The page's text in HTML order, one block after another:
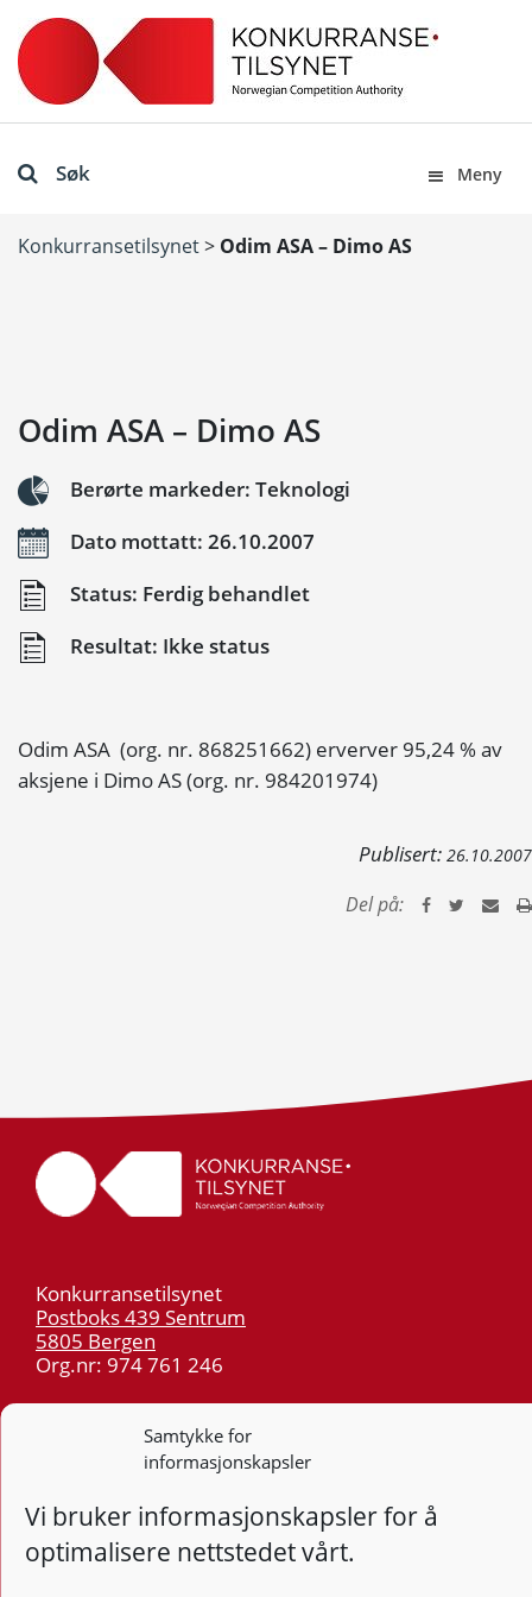
Samtykke for
informasjonskapsler
Vi bruker informasjonskapsler for å
optimalisere nettstedet vårt.
Søk Meny
Konkurransetilsynet> Odim ASA – Dimo AS
Odim ASA – Dimo AS
Berørte markeder: Teknologi
Dato mottatt: 26.10.2007
Status: Ferdig behandlet
Resultat: Ikke status
Odim ASA (org. nr. 868251662) erverver 95,24 % av
aksjene i Dimo AS (org. nr. 984201974)
Publisert: 26.10.2007
Del på:
Konkurransetilsynet
Postboks 439 Sentrum
5805 Bergen
Org.nr: 974 761 246
55 59 75 00
post@kt.no